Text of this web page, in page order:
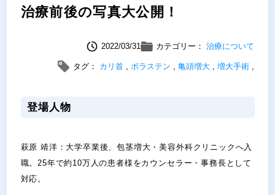
治療前後の写真大公開！
2022/03/31 カテゴリー：治療について
タグ： カリ首 ,ボラステン ,亀頭増大 ,増大手術 ,
登場人物
萩原 靖洋：大学卒業後、包茎増大・美容外科クリニックへ入
職。25年で約10万人の患者様をカウンセラー・事務長として
対応。